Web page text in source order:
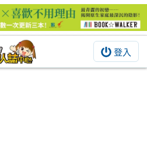
登入